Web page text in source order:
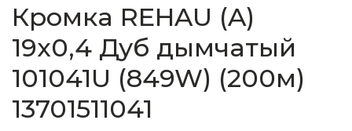
Кромка REHAU (A)
19х0,4 Дуб дымчатый
101041U (849W) (200м)
13701511041